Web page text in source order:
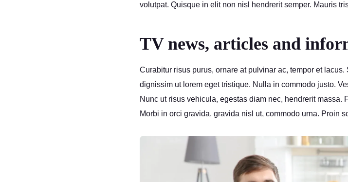
volutpat. Quisque in elit non nisl hendrerit semper. Mauris
TV news, articles and
Curabitur risus purus, ornare at pulvinar ac, tempor et
dignissim ut lorem eget tristique. Nulla in commodo justo.
Nunc ut risus vehicula, egestas diam nec, hendrerit massa.
Morbi in orci gravida, gravida nisl ut, commodo urna. Proin